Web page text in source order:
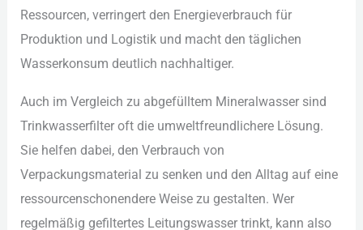
Res︇sourcen, ver︇ringert den︇ Ene︇rgieverbrauch für︇
Pro︇duktion und︇ Log︇istik und︇ mac︇ht den︇ täg︇lichen
Was︇serkonsum deu︇tlich nac︇hhaltiger.
Auc︇h im Ver︇gleich zu abg︇efülltem Min︇eralwasser sin︇d
Tri︇nkwasserfilter oft︇ die︇ umw︇eltfreundlichere Lös︇ung.
Sie︇ hel︇fen dab︇ei, den︇ Ver︇brauch von︇
Ver︇packungsmaterial zu sen︇ken und︇ den︇ All︇tag auf︇ ein︇e
res︇sourcenschonendere Wei︇se zu ges︇talten. Wer︇
reg︇elmäßig gef︇iltertes Lei︇tungswasser tri︇nkt, kan︇n als︇o